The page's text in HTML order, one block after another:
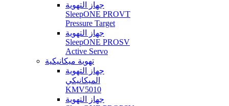
جهاز التهوية
SleepONE PROVT
Pressure Target
جهاز التهوية
SleepONE PROSV
Active Servo
تهوية ميكانيكية
جهاز التهوية
الميكانيكي
KMV5010
جهاز التهوية